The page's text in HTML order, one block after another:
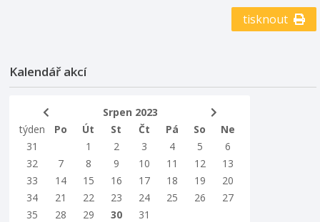
tisknout
Kalendář akcí
Srpen 2023
týden
Po Út St Čt Pá So
Ne
31
1 2 3 4 5
6
32
7 8 9 10 11 12
13
33
14 15 16 17 18 19
20
34
21 22 23 24 25 26
27
35
28 29 30 31